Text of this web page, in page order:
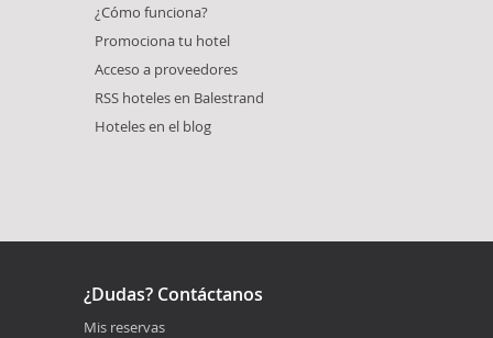
¿Cómo funciona?
Promociona tu hotel
Acceso a proveedores
RSS hoteles en Balestrand
Hoteles en el blog
¿Dudas? Contáctanos
Mis reservas